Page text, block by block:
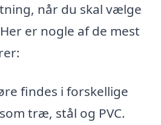
når du skal vælge
er nogle af de mest
findes i forskellige
træ, stål og PVC.